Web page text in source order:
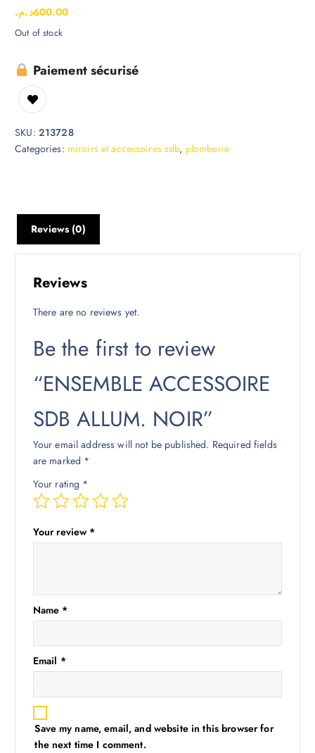
600.00د.م.
Out of stock
Paiement sécurisé
SKU: 213728
Categories: miroirs et accessoires sdb, plomberie
Reviews (0)
Reviews
There are no reviews yet.
Be the first to review
“ENSEMBLE ACCESSOIRE
SDB ALLUM. NOIR”
Your email address will not be published. Required fields
are marked *
Your rating *
Your review *
Name *
Email *
Save my name, email, and website in this browser for
the next time I comment.